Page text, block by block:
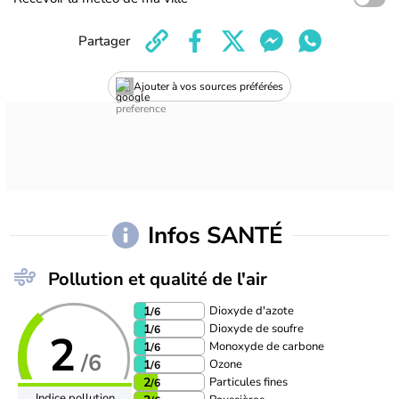
Ajouter à vos sources préférées
Partager
Infos SANTÉ
Pollution et qualité de l'air
2 /6
1/6 Dioxyde d'azote
1/6 Dioxyde de soufre
1/6 Monoxyde de carbone
1/6 Ozone
2/6 Particules fines